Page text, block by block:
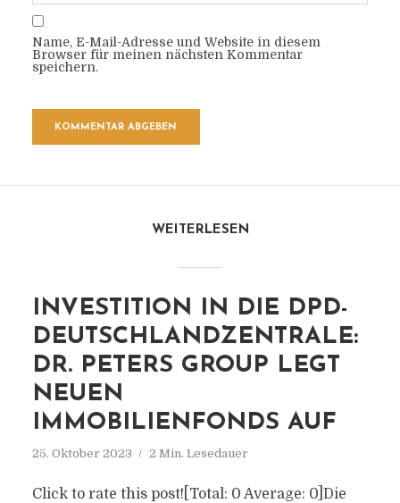
Name, E-Mail-Adresse und Website in diesem
Browser für meinen nächsten Kommentar
speichern.
WEITERLESEN
INVESTITION IN DIE DPD-
DEUTSCHLANDZENTRALE:
DR. PETERS GROUP LEGT
NEUEN
IMMOBILIENFONDS AUF
25. Oktober 2023 2 Min. Lesedauer
Click to rate this post![Total: 0 Average: 0]Die